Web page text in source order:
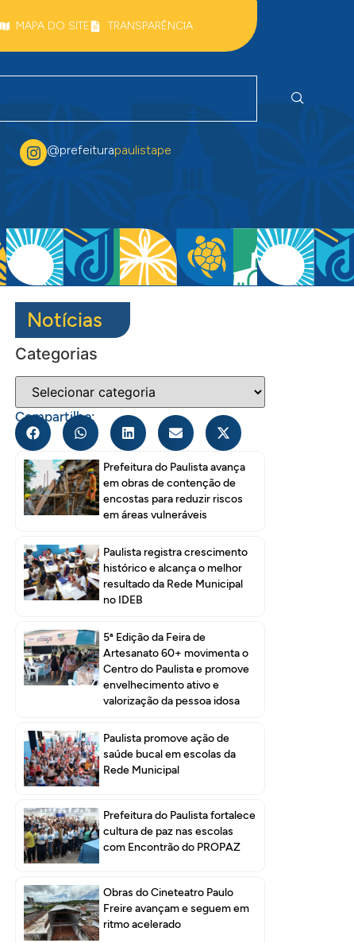
MAPA DO SITE TRANSPARÊNCIA
@prefeiturapaulistape
Notícias
Categorias
Compartilhe:
Prefeitura do Paulista avança
em obras de contenção de
encostas para reduzir riscos
em áreas vulneráveis
Paulista registra crescimento
histórico e alcança o melhor
resultado da Rede Municipal
no IDEB
5ª Edição da Feira de
Artesanato 60+ movimenta o
Centro do Paulista e promove
envelhecimento ativo e
valorização da pessoa idosa
Paulista promove ação de
saúde bucal em escolas da
Rede Municipal
Prefeitura do Paulista fortalece
cultura de paz nas escolas
com Encontrão do PROPAZ
Obras do Cineteatro Paulo
Freire avançam e seguem em
ritmo acelerado